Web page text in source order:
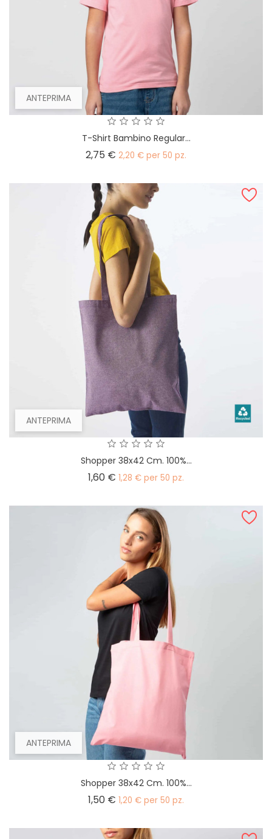
ANTEPRIMA
T-Shirt Bambino Regular...
2,75 € Prezzo
2,20 € per 50 pz.
ANTEPRIMA
Shopper 38x42 Cm. 100%...
1,60 € Prezzo
1,28 € per 50 pz.
ANTEPRIMA
Shopper 38x42 Cm. 100%...
1,50 € Prezzo
1,20 € per 50 pz.